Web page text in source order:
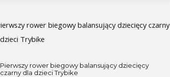
Pierwszy rower biegowy balansujący dziecięcy
czarny dla dzieci Trybike